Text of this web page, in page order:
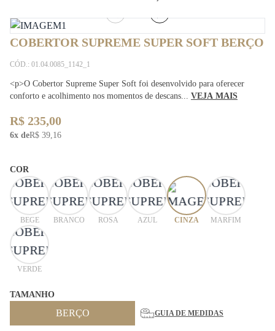
COBERTOR SUPREME SUPER SOFT BERÇO
CÓD.: 01.04.0085_1142_1
<p>O Cobertor Supreme Super Soft foi desenvolvido para oferecer
conforto e acolhimento nos momentos de descans... VEJA MAIS
R$ 235,00
6x deR$ 39,16
COR
BEGE BRANCO ROSA AZUL CINZA MARFIM
VERDE
TAMANHO
BERÇO GUIA DE MEDIDAS